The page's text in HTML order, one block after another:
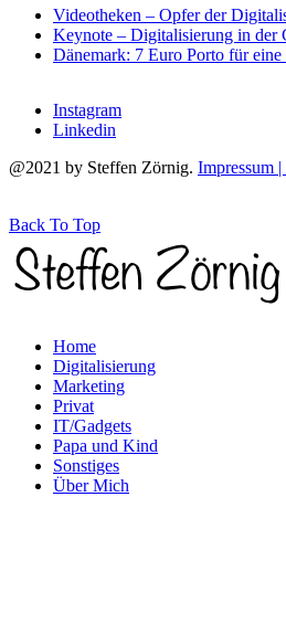
Videotheken – Opfer der
Keynote – Digitalisierung in der
Dänemark: 7 Euro Porto für eine
Instagram
Linkedin
@2021 by Steffen Zörnig. Impressum
Back To Top
Home
Digitalisierung
Marketing
Privat
IT/Gadgets
Papa und Kind
Sonstiges
Über Mich